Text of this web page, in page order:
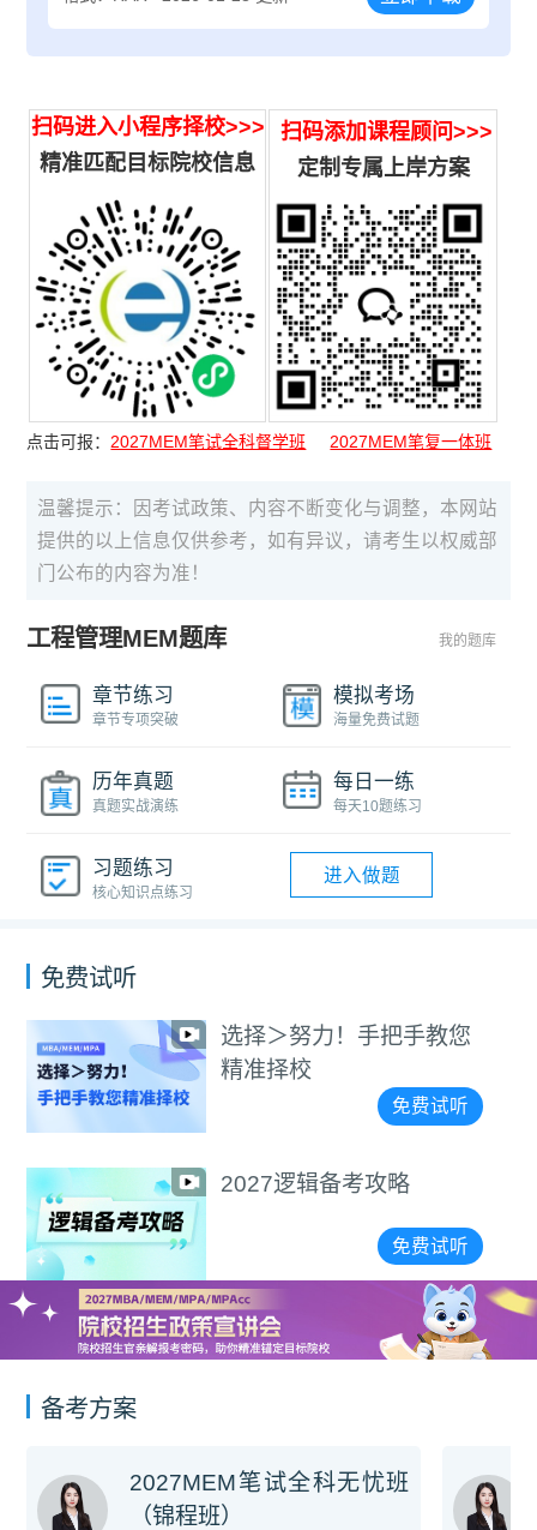
扫码进入小程序择校>>>
精准匹配目标院校信息
扫码添加课程顾问>>>
定制专属上岸方案
点击可报：2027MEM笔试全科督学班 2027MEM笔复一体班
温馨提示：因考试政策、内容不断变化与调整，本网站
提供的以上信息仅供参考，如有异议，请考生以权威部
门公布的内容为准！
工程管理MEM题库 我的题库
章节练习
章节专项突破
模拟考场
海量免费试题
历年真题
真题实战演练
每日一练
每天10题练习
习题练习
核心知识点练习
进入做题
免费试听
选择＞努力！手把手教您
精准择校
免费试听
2027逻辑备考攻略
免费试听
备考方案
2027MEM笔试全科无忧班
（锦程班）